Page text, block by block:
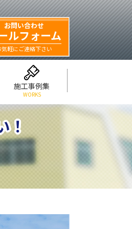
お問い合わせ
ルフォーム
気軽にご連絡下さい
施工事例集
WORKS
！